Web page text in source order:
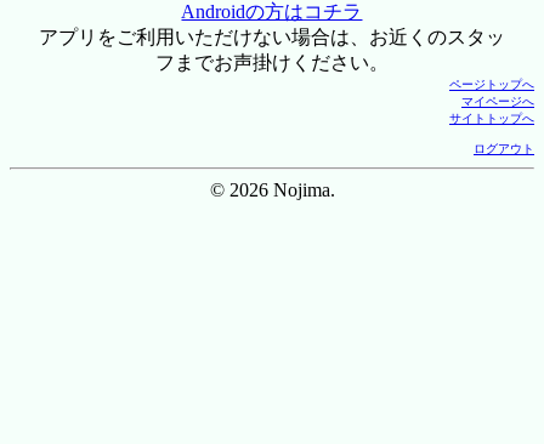
Androidの方はコチラ
アプリをご利用いただけない場合は、お近くのスタッ
フまでお声掛けください。
ページトップへ
マイページへ
サイトトップへ
ログアウト
© 2026 Nojima.